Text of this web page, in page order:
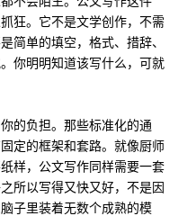
狂。它不是文学创作，不需
简单的填空，格式、措辞、
你明明知道该写什么，可就
的负担。那些标准化的通
定的框架和套路。就像厨师
样，公文写作同样需要一套
所以写得又快又好，不是因
子里装着无数个成熟的模